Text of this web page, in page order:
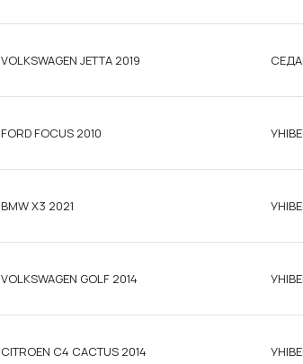
VOLKSWAGEN JETTA 2019
FORD FOCUS 2010
BMW X3 2021
VOLKSWAGEN GOLF 2014
CITROEN C4 CACTUS 2014